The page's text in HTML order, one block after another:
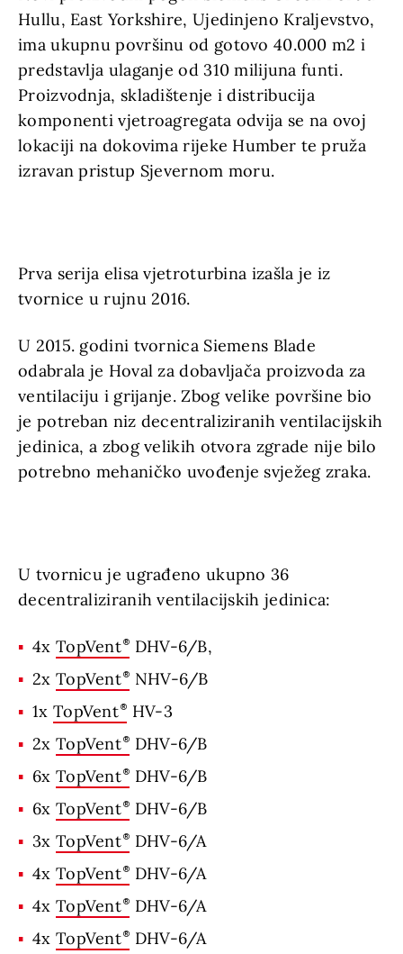
Hullu, East Yorkshire, Ujedinjeno Kraljevstvo,
ima ukupnu površinu od gotovo 40.000 m2 i
predstavlja ulaganje od 310 milijuna funti.
Proizvodnja, skladištenje i distribucija
komponenti vjetroagregata odvija se na ovoj
lokaciji na dokovima rijeke Humber te pruža
izravan pristup Sjevernom moru.
Prva serija elisa vjetroturbina izašla je iz
tvornice u rujnu 2016.
U 2015. godini tvornica Siemens Blade
odabrala je Hoval za dobavljača proizvoda za
ventilaciju i grijanje. Zbog velike površine bio
je potreban niz decentraliziranih ventilacijskih
jedinica, a zbog velikih otvora zgrade nije bilo
potrebno mehaničko uvođenje svježeg zraka.
U tvornicu je ugrađeno ukupno 36
decentraliziranih ventilacijskih jedinica:
4x TopVent
DHV-6/B,
2x TopVent
NHV-6/B
1x TopVent
HV-3
2x TopVent
DHV-6/B
6x TopVent
DHV-6/B
6x TopVent
DHV-6/B
3x TopVent
DHV-6/A
4x TopVent
DHV-6/A
4x TopVent
DHV-6/A
4x TopVent DHV-6/A